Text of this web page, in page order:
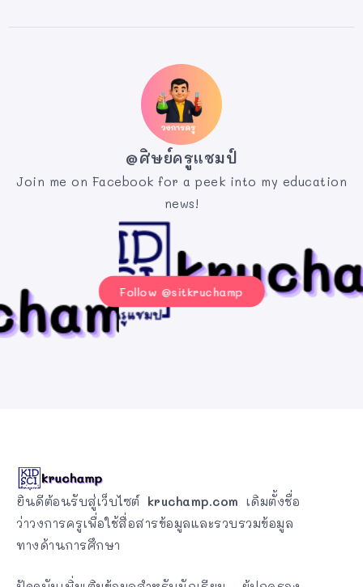
@ศิษย์ครูแชมป์
Join me on Facebook for a peek into my education
news!
Follow @sitkruchamp
ยินดีต้อนรับสู่เว็บไซต์ kruchamp.com เดิมตั้งชื่อ
ว่าวงการครูเพื่อใช้สื่อสารข้อมูลและรวบรวมข้อมูล
ทางด้านการศึกษา